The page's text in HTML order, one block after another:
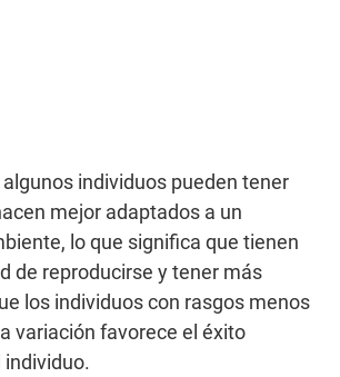
individuos pueden tener
mejor adaptados a un
lo que significa que tienen
de reproducirse y tener más
los individuos con rasgos menos
variación favorece el éxito
individuo.